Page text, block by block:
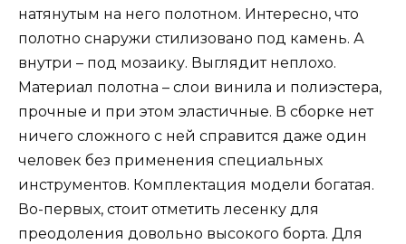
натянутым на него полотном. Интересно, что
полотно снаружи стилизовано под камень. А
внутри – под мозаику. Выглядит неплохо.
Материал полотна – слои винила и полиэстера,
прочные и при этом эластичные. В сборке нет
ничего сложного с ней справится даже один
человек без применения специальных
инструментов. Комплектация модели богатая.
Во-первых, стоит отметить лесенку для
преодоления довольно высокого борта. Для